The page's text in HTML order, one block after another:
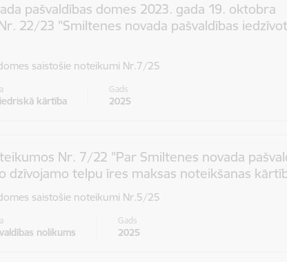
pašvaldības domes 2023. gada 19. oktobra
22/23 "Smiltenes novada pašvaldības
saistošie noteikumi Nr.7/25
kārtība
Gads
2025
Nr. 7/22 "Par Smiltenes novada
dzīvojamo telpu īres maksas noteikšanas
saistošie noteikumi Nr.5/25
nolikums
Gads
2025